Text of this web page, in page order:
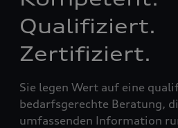
Qualifiziert.
Zertifiziert.
Sie legen Wert auf eine
bedarfsgerechte Beratung,
umfassenden Information